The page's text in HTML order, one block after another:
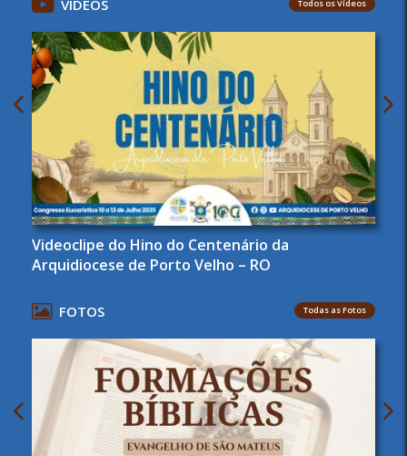
VÍDEOS Todos os Vídeos
Videoclipe do Hino do Centenário da
Arquidiocese de Porto Velho – RO
FOTOS Todas as Fotos